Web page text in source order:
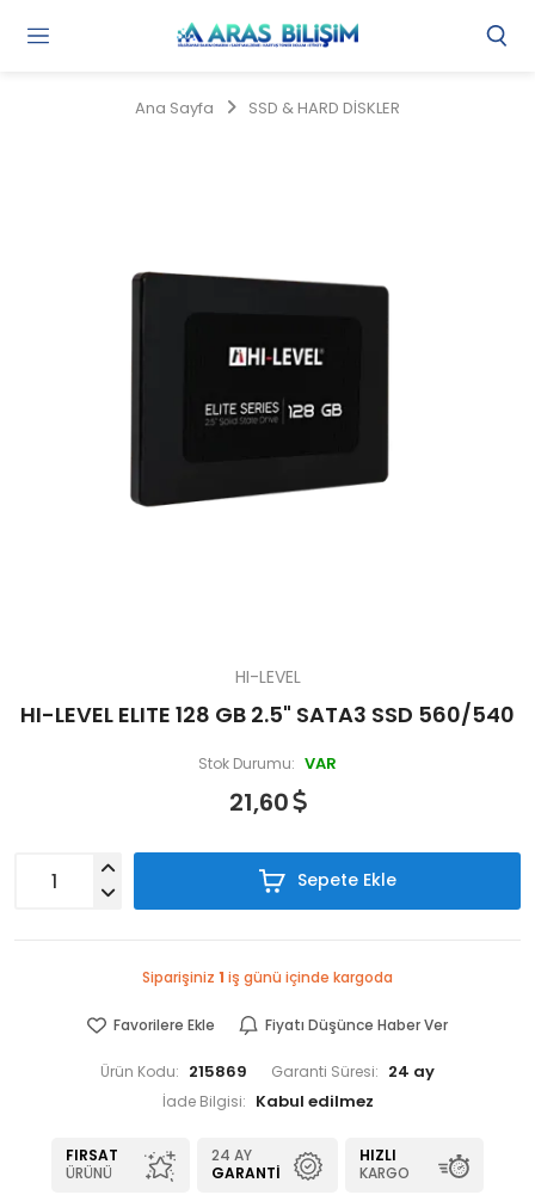
Ana Sayfa SSD & HARD DİSKLER
HI-LEVEL
HI-LEVEL ELITE 128 GB 2.5" SATA3 SSD 560/540
Stok Durumu: VAR
21,60
Sepete Ekle
Siparişiniz 1 iş günü içinde kargoda
Favorilere Ekle Fiyatı Düşünce Haber Ver
Ürün Kodu: 215869 Garanti Süresi: 24 ay
İade Bilgisi:
FIRSAT
ÜRÜNÜ
24 AY
GARANTI
HIZLI
KARGO